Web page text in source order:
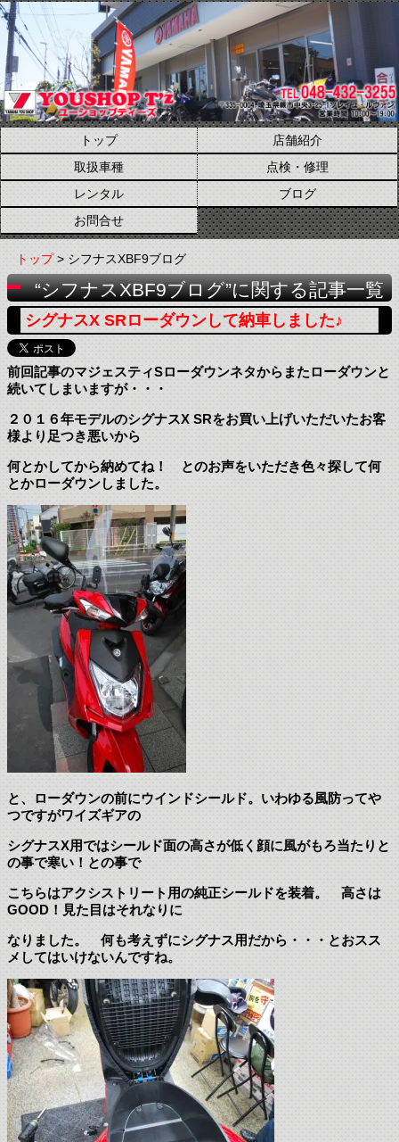
トップ
店舗紹介
取扱車種
点検・修理
レンタル
ブログ
お問合せ
トップ> シフナスXBF9ブログ
“シフナスXBF9ブログ”に関する記事一覧
シグナスX SRローダウンして納車しました♪
前回記事のマジェスティSローダウンネタからまたローダウンと
続いてしまいますが・・・
２０１６年モデルのシグナスX SRをお買い上げいただいたお客
様より足つき悪いから
何とかしてから納めてね！ とのお声をいただき色々探して何
とかローダウンしました。
と、ローダウンの前にウインドシールド。いわゆる風防ってや
つですがワイズギアの
シグナスX用ではシールド面の高さが低く顔に風がもろ当たりと
の事で寒い！との事で
こちらはアクシストリート用の純正シールドを装着。 高さは
GOOD！見た目はそれなりに
なりました。 何も考えずにシグナス用だから・・・とおスス
メしてはいけないんですね。